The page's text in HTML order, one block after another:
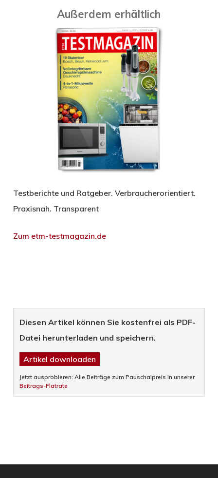
Außerdem erhältlich
Testberichte und Ratgeber. Verbraucherorientiert.
Praxisnah. Transparent
Zum etm-testmagazin.de
Diesen Artikel können Sie kostenfrei als PDF-
Datei herunterladen und speichern.
Artikel downloaden
Jetzt ausprobieren: Alle Beiträge zum Pauschalpreis in unserer
Beitrags-Flatrate